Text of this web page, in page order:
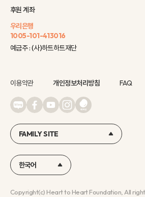
후원 계좌
우리은행
1005-101-413016
예금주 : (사)하트하트재단
Copyright(c) Heart to Heart Foundation, All
이용약관 개인정보처리방침 FAQ
FAMILY SITE
한국어